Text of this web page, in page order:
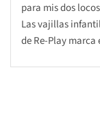
para mis dos
Las vajillas
de Re-Play